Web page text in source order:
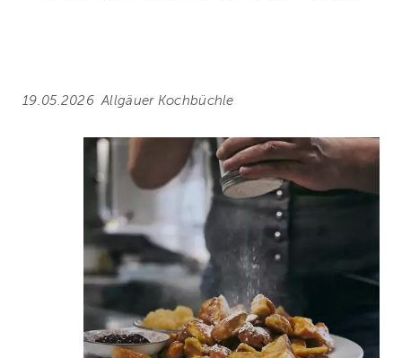
19.05.2026 Allgäuer Kochbüchle